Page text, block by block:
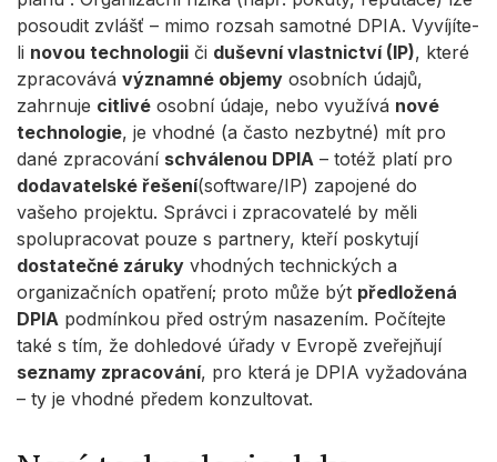
posoudit zvlášť – mimo rozsah samotné DPIA. Vyvíjíte-
li novou technologii či duševní vlastnictví (IP), které
zpracovává významné objemy osobních údajů,
zahrnuje citlivé osobní údaje, nebo využívá nové
technologie, je vhodné (a často nezbytné) mít pro
dané zpracování schválenou DPIA – totéž platí pro
dodavatelské řešení(software/IP) zapojené do
vašeho projektu. Správci i zpracovatelé by měli
spolupracovat pouze s partnery, kteří poskytují
dostatečné záruky vhodných technických a
organizačních opatření; proto může být předložená
DPIA podmínkou před ostrým nasazením. Počítejte
také s tím, že dohledové úřady v Evropě zveřejňují
seznamy zpracování, pro která je DPIA vyžadována
– ty je vhodné předem konzultovat.